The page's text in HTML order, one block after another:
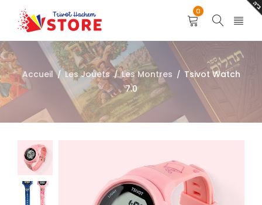
0
Accueil / Les Jouets / Les Montres / Tsivot Watch
7.0